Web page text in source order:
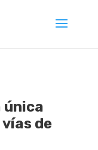
única
de